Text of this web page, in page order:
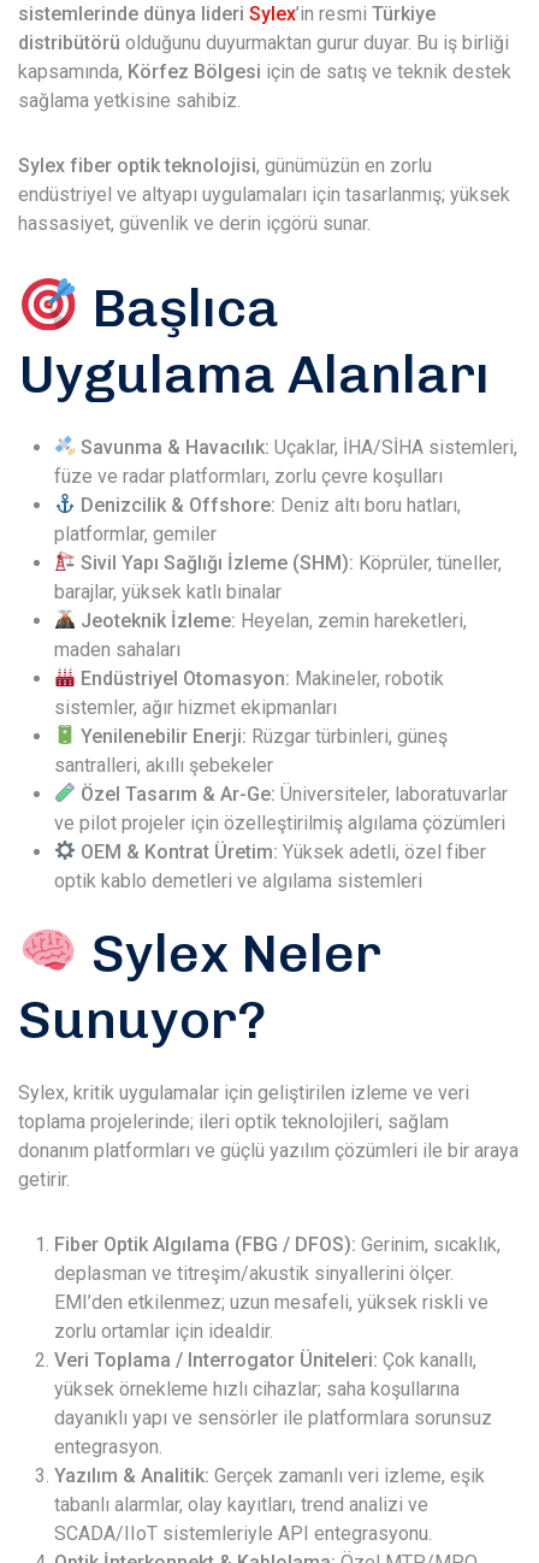
sistemlerinde dünya lideri Sylex’in resmi Türkiye
distribütörü olduğunu duyurmaktan gurur duyar. Bu iş birliği
kapsamında, Körfez Bölgesi için de satış ve teknik destek
sağlama yetkisine sahibiz.
Sylex fiber optik teknolojisi, günümüzün en zorlu
endüstriyel ve altyapı uygulamaları için tasarlanmış; yüksek
hassasiyet, güvenlik ve derin içgörü sunar.
Başlıca
Uygulama Alanları
Savunma & Havacılık: Uçaklar, İHA/SİHA sistemleri,
füze ve radar platformları, zorlu çevre koşulları
Denizcilik & Offshore: Deniz altı boru hatları,
platformlar, gemiler
Sivil Yapı Sağlığı İzleme (SHM): Köprüler, tüneller,
barajlar, yüksek katlı binalar
Jeoteknik İzleme: Heyelan, zemin hareketleri,
maden sahaları
Endüstriyel Otomasyon: Makineler, robotik
sistemler, ağır hizmet ekipmanları
Yenilenebilir Enerji: Rüzgar türbinleri, güneş
santralleri, akıllı şebekeler
Özel Tasarım & Ar-Ge: Üniversiteler, laboratuvarlar
ve pilot projeler için özelleştirilmiş algılama çözümleri
OEM & Kontrat Üretim: Yüksek adetli, özel fiber
optik kablo demetleri ve algılama sistemleri
Sylex Neler
Sunuyor?
Sylex, kritik uygulamalar için geliştirilen izleme ve veri
toplama projelerinde; ileri optik teknolojileri, sağlam
donanım platformları ve güçlü yazılım çözümleri ile bir araya
getirir.
Fiber Optik Algılama (FBG / DFOS): Gerinim, sıcaklık,
deplasman ve titreşim/akustik sinyallerini ölçer.
EMI’den etkilenmez; uzun mesafeli, yüksek riskli ve
zorlu ortamlar için idealdir.
Veri Toplama / Interrogator Üniteleri: Çok kanallı,
yüksek örnekleme hızlı cihazlar; saha koşullarına
dayanıklı yapı ve sensörler ile platformlara sorunsuz
entegrasyon.
Yazılım & Analitik: Gerçek zamanlı veri izleme, eşik
tabanlı alarmlar, olay kayıtları, trend analizi ve
SCADA/IIoT sistemleriyle API entegrasyonu.